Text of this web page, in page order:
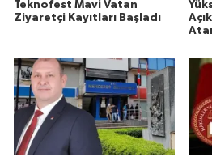
Teknofest Mavi Vatan
Ziyaretçi Kayıtları Başladı